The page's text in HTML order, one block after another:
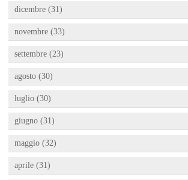
dicembre (31)
novembre (33)
settembre (23)
agosto (30)
luglio (30)
giugno (31)
maggio (32)
aprile (31)